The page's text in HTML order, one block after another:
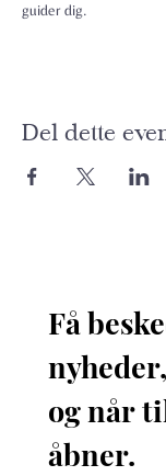
guider dig.
Del dette
Få
og når